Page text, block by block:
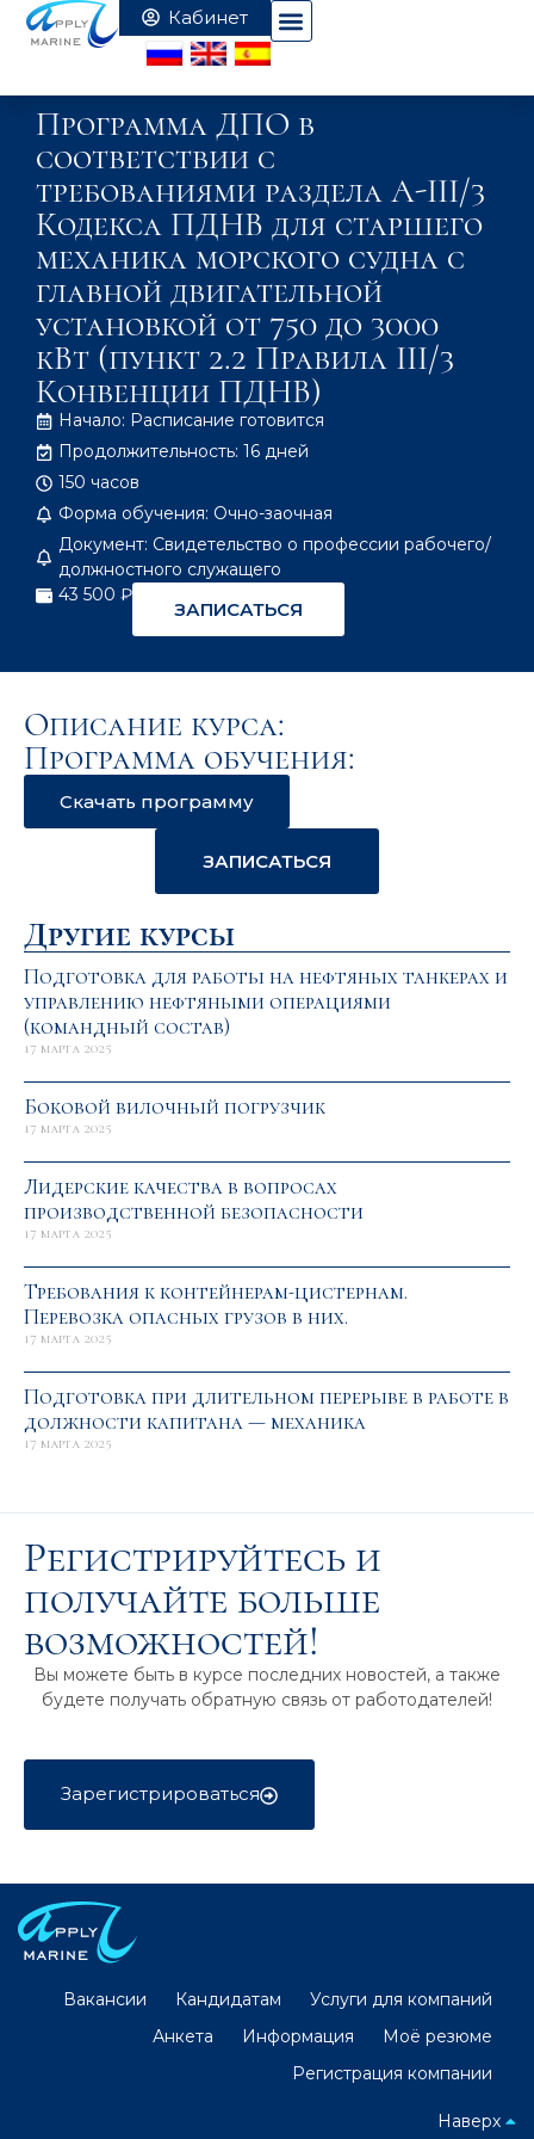
Программа ДПО в
соответствии с
требованиями раздела A-III/3
Кодекса ПДНВ для старшего
механика морского судна с
главной двигательной
установкой от 750 до 3000
кВт (пункт 2.2 Правила III/3
Конвенции ПДНВ)
Начало: Расписание готовится
Продолжительность: 16 дней
150 часов
Форма обучения: Очно-заочная
Документ: Свидетельство о профессии рабочего/
должностного служащего
43 500 ₽
ЗАПИСАТЬСЯ
Описание курса:
Программа обучения:
Скачать программу
ЗАПИСАТЬСЯ
Другие курсы
Подготовка для работы на нефтяных танкерах и
управлению нефтяными операциями
(командный состав)
17 марта 2025
Боковой вилочный погрузчик
17 марта 2025
Лидерские качества в вопросах
производственной безопасности
17 марта 2025
Требования к контейнерам-цистернам.
Перевозка опасных грузов в них.
17 марта 2025
Подготовка при длительном перерыве в работе в
должности капитана — механика
17 марта 2025
Регистрируйтесь и
получайте больше
возможностей!
Вы можете быть в курсе последних новостей, а также
будете получать обратную связь от работодателей!
Зарегистрироваться
Вакансии Кандидатам
Услуги для компаний
Анкета
Информация
Моё резюме
Регистрация компании
Наверх